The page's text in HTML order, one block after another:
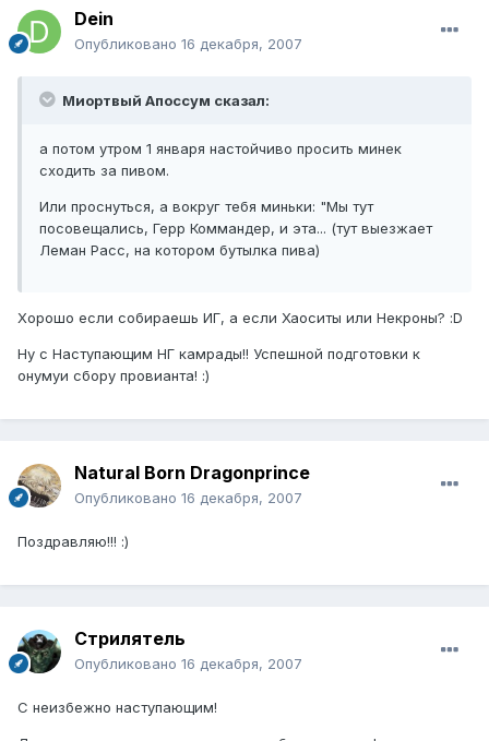
Dein
Опубликовано 16 декабря, 2007
Миортвый Апоссум сказал:
а потом утром 1 января настойчиво просить минек
сходить за пивом.
Или проснуться, а вокруг тебя миньки: "Мы тут
посовещались, Герр Коммандер, и эта... (тут выезжает
Леман Расс, на котором бутылка пива)
Хорошо если собираешь ИГ, а если Хаоситы или Некроны? :D
Ну с Наступающим НГ камрады!! Успешной подготовки к
онумуи сбору провианта! :)
Natural Born Dragonprince
Опубликовано 16 декабря, 2007
Поздравляю!!! :)
Стрилятель
Опубликовано 16 декабря, 2007
С неизбежно наступающим!